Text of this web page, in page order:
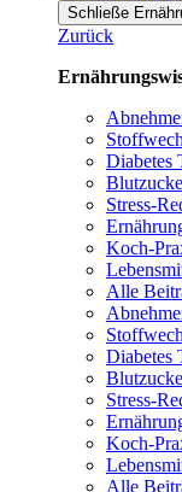
Schließe
Zurück
Diabetes
Stress-
Koch-
Alle
Diabetes
Stress-
Koch-
Alle